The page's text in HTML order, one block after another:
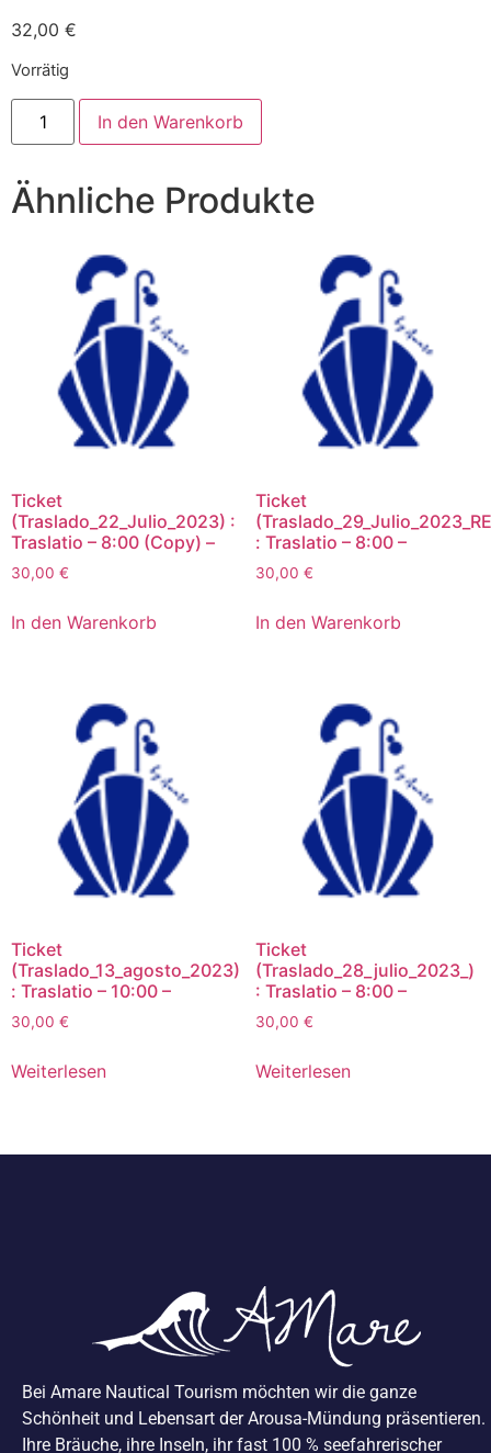
32,00 €
Vorrätig
In den Warenkorb
Ähnliche Produkte
Ticket
(Traslado_22_Julio_2023) :
Traslatio – 8:00 (Copy) –
30,00 €
In den Warenkorb
Ticket
: Traslatio – 8:00 –
30,00 €
In den Warenkorb
Ticket
(Traslado_13_agosto_2023)
: Traslatio – 10:00 –
30,00 €
Weiterlesen
Ticket
(Traslado_28_julio_2023_)
: Traslatio – 8:00 –
30,00 €
Weiterlesen
Bei Amare Nautical Tourism möchten wir die ganze
Schönheit und Lebensart der Arousa-Mündung präsentieren.
Ihre Bräuche, ihre Inseln, ihr fast 100 % seefahrerischer